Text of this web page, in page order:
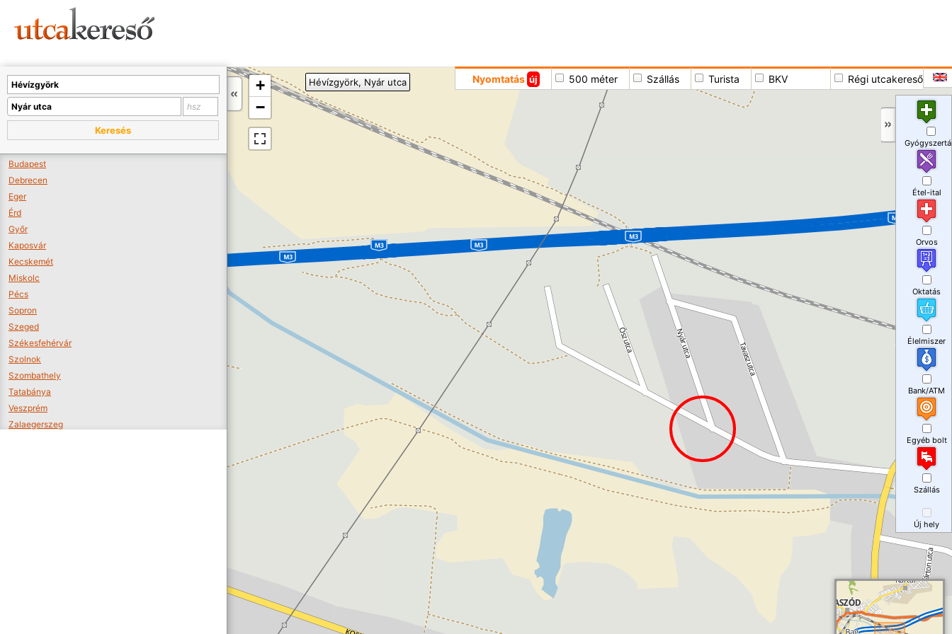
+
−
Nyomtatás új 500 méter Szállás Turista BKV Régi utcakereső
Hévízgyörk, Nyár utca
Keresés
Budapest
Debrecen
Eger
Érd
Győr
Kaposvár
Kecskemét
Miskolc
Pécs
Sopron
Szeged
Székesfehérvár
Szolnok
Szombathely
Tatabánya
Veszprém
Zalaegerszeg
Étel-ital
Orvos
Oktatás
Élelmiszer
Bank/ATM
Egyéb bolt
Szállás
Új hely
A térképet kicsinyíteni kell, hogy látszódjanak a boltok.
Boltok látszódjanak >>